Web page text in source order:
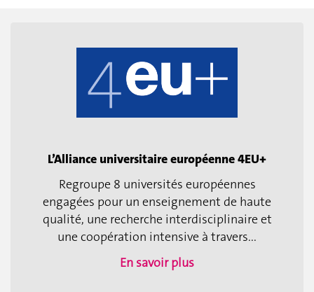
L’Alliance universitaire européenne 4EU+
Regroupe 8 universités européennes
engagées pour un enseignement de haute
qualité, une recherche interdisciplinaire et
une coopération intensive à travers...
En savoir plus